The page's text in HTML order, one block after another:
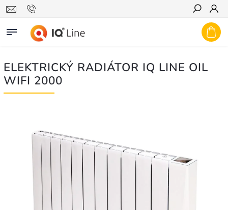
Hledat
ELEKTRICKÝ RADIÁTOR IQ LINE OIL
WIFI 2000